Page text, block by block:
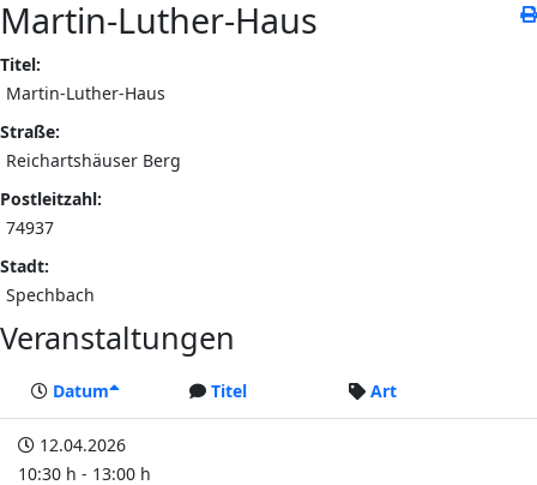
Martin-Luther-Haus
Titel:
Martin-Luther-Haus
Straße:
Reichartshäuser Berg
Postleitzahl:
74937
Stadt:
Spechbach
Veranstaltungen
Datum Titel Art
12.04.2026
10:30 h - 13:00 h